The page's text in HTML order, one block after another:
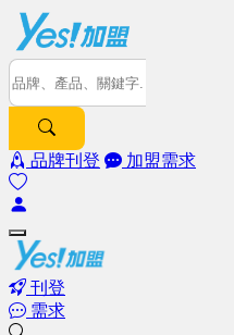
品牌刊登 加盟需求
刊登
需求